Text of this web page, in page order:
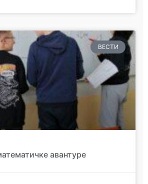
ВЕСТИ
авантуре